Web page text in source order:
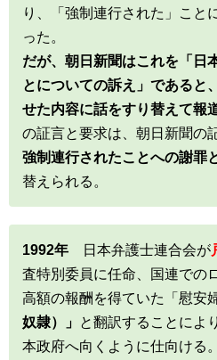
り、「強制連行された」こと
った。
だが、朝日新聞はこれを「日
とについての訴え」であると
せた内容に話をすり替えて報道
の証言と要求は、朝日新聞の
強制連行されたことへの謝罪
替えられる。
1992年 日本弁護士連合会が
査特別委員に任命、国連での
高額の報酬を得ていた「慰安
奴隷）」 と翻訳することによ
本政府へ向くように仕向ける。